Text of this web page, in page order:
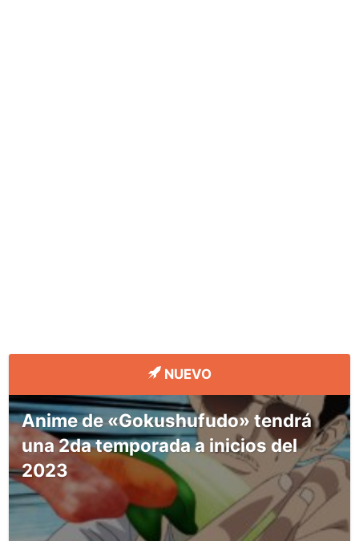
NUEVO
Anime de «Gokushufudo» tendrá
una 2da temporada a inicios del
2023